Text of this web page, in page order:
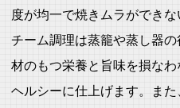
度が均一で焼きムラができ
チーム調理は蒸籠や蒸し器
材のもつ栄養と旨味を損なわ
ヘルシーに仕上げます。ま